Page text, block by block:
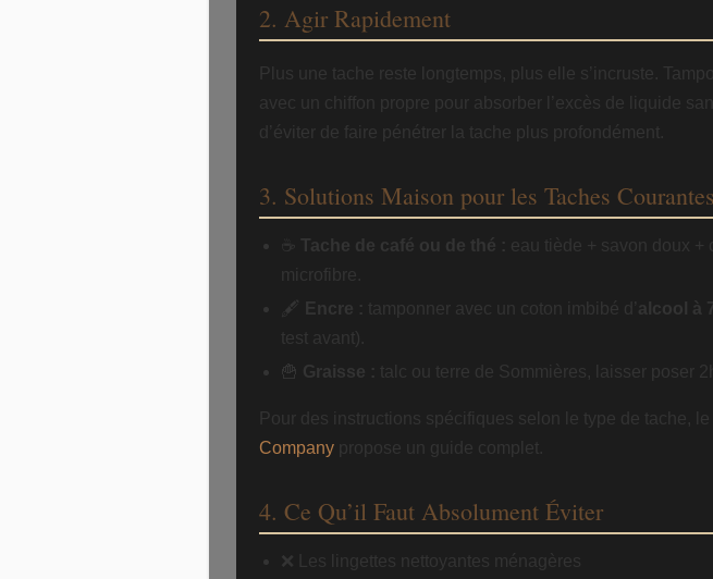
2. Agir Rapidement
Plus une tache reste longtemps, plus elle s’incruste.
avec un chiffon propre pour absorber l’excès de liquide
d’éviter de faire pénétrer la tache plus profondément.
3. Solutions Maison pour les Taches Courantes
Tache de café ou de thé :
eau tiède + savon doux +
microfibre.
Encre : tamponner avec un coton imbibé d’ alcool à
test avant).
Graisse : talc ou terre de Sommières, laisser poser
Pour des instructions spécifiques selon le type de tache, le
Company propose un guide complet.
4. Ce Qu’il Faut Absolument Éviter
❌ Les lingettes nettoyantes ménagères